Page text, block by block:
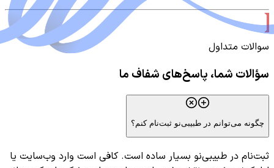
سوالات متداول
سؤالات شما، پاسخ‌های شفاف ما
چگونه می‌توانم در طبیبی‌نو ثبت‌نام کنم؟
ثبت‌نام در طبیبی‌نو بسیار ساده است. کافی است وارد وب‌سایت یا